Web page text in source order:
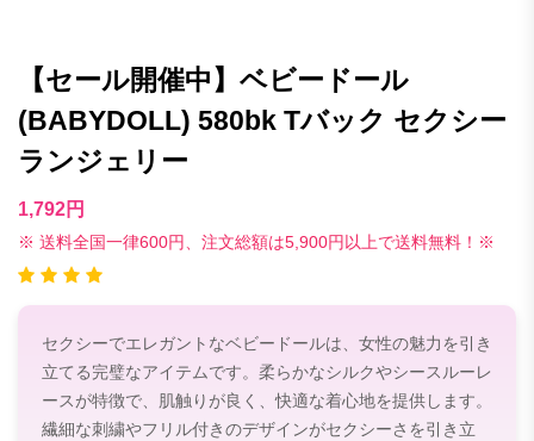
【セール開催中】ベビードール
(BABYDOLL) 580bk Tバック セクシー
ランジェリー
1,792円
※ 送料全国一律600円、注文総額は5,900円以上で送料無料！※
セクシーでエレガントなベビードールは、女性の魅力を引き
立てる完璧なアイテムです。柔らかなシルクやシースルーレ
ースが特徴で、肌触りが良く、快適な着心地を提供します。
繊細な刺繍やフリル付きのデザインがセクシーさを引き立